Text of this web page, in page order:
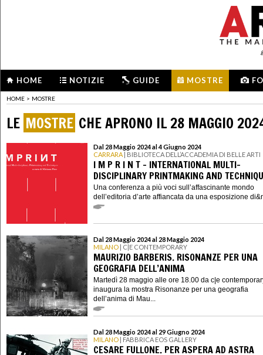
HOME NOTIZIE GUIDE MOSTRE
HOME > MOSTRE
LE MOSTRE CHE APRONO IL 28 MAGGIO
Dal 28 Maggio 2024 al 4 Giugno 2024
CARRARA | BIBLIOTECA DELL’ACCADEMIA DI BELLE ARTI
I M P R I N T - INTERNATIONAL MULTI-
DISCIPLINARY PRINTMAKING AND
Una conferenza a più voci sull’affascinante mondo
dell’editoria d’arte affiancata da una esposizione
Dal 28 Maggio 2024 al 28 Maggio 2024
MILANO | C|E CONTEMPORARY
MAURIZIO BARBERIS. RISONANZE PER UNA
GEOGRAFIA DELL’ANIMA
Martedì 28 maggio alle ore 18.00 da c|e
inaugura la mostra Risonanze per una geografia
dell’anima di Mau...
Dal 28 Maggio 2024 al 29 Giugno 2024
MILANO | FABBRICA EOS GALLERY
CESARE FULLONE. PER ASPERA AD ASTRA